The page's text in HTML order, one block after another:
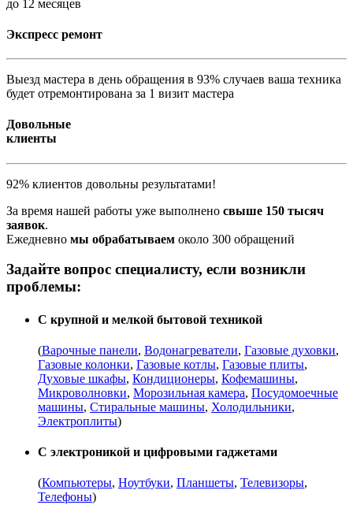
до 12 месяцев
Экспресс ремонт
Выезд мастера в день обращения в 93% случаев ваша техника
будет отремонтирована за 1 визит мастера
Довольные
клиенты
92% клиентов довольны результатами!
За время нашей работы уже выполнено свыше 150 тысяч
заявок.
Ежедневно мы обрабатываем около 300 обращений
Задайте вопрос специалисту, если возникли
проблемы:
С крупной и мелкой бытовой техникой
(Варочные панели, Водонагреватели, Газовые духовки,
Газовые колонки, Газовые котлы, Газовые плиты,
Духовые шкафы, Кондиционеры, Кофемашины,
Микроволновки, Морозильная камера, Посудомоечные
машины, Стиральные машины, Холодильники,
Электроплиты)
С электроникой и цифровыми гаджетами
(Компьютеры, Ноутбуки, Планшеты, Телевизоры,
Телефоны)